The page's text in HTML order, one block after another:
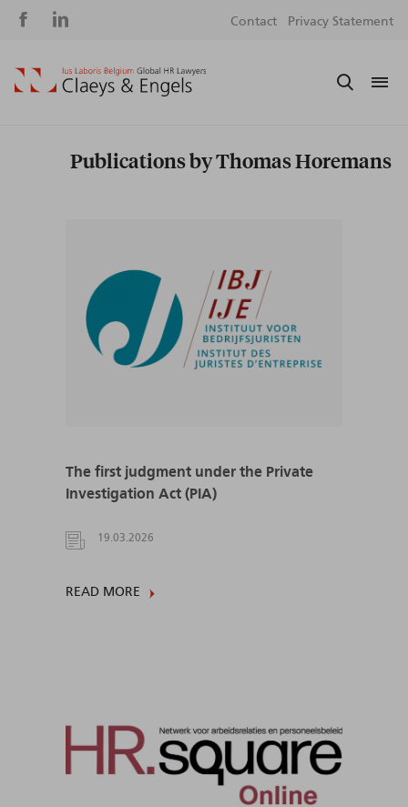
Social
Contact Privacy Statement
Publications by Thomas Horemans
The first judgment under the Private
Investigation Act (PIA)
19.03.2026
READ MORE